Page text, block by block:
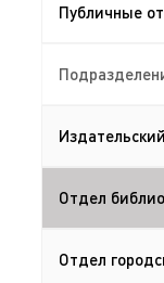
Публичные
Отдел
Отдел